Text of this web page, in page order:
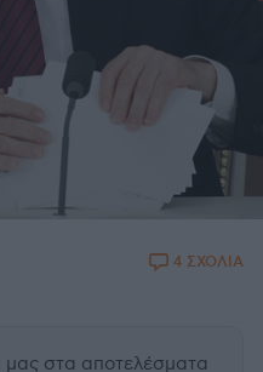
4 ΣΧΟΛΙΑ
μας στα αποτελέσματα